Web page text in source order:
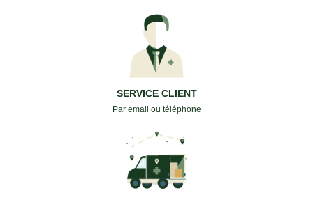
SERVICE CLIENT
Par email ou téléphone